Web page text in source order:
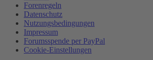
Forenregeln
Datenschutz
Nutzungsbedingungen
Impressum
Forumsspende per PayPal
Cookie-Einstellungen